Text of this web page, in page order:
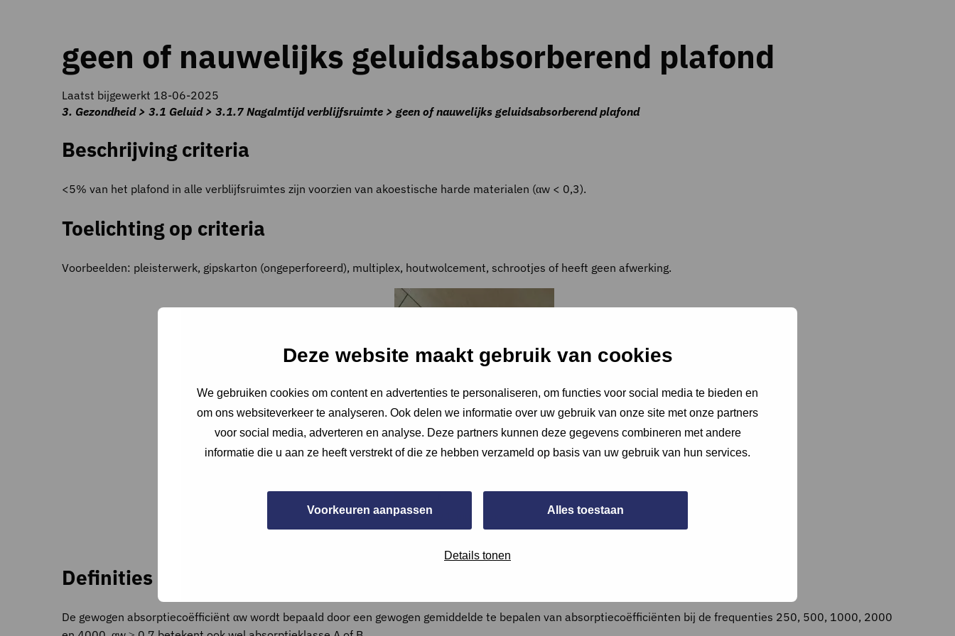
Deze website maakt gebruik van cookies
We gebruiken cookies om content en advertenties te personaliseren, om functies voor social media te bieden en
om ons websiteverkeer te analyseren. Ook delen we informatie over uw gebruik van onze site met onze partners
voor social media, adverteren en analyse. Deze partners kunnen deze gegevens combineren met andere
informatie die u aan ze heeft verstrekt of die ze hebben verzameld op basis van uw gebruik van hun services.
Voorkeuren aanpassen Alles toestaan
Details tonen
geen of nauwelijks geluidsabsorberend plafond
Laatst bijgewerkt 18-06-2025
3. Gezondheid > 3.1 Geluid > 3.1.7 Nagalmtijd verblijfsruimte > geen of nauwelijks geluidsabsorberend plafond
Beschrijving criteria
<5% van het plafond in alle verblijfsruimtes zijn voorzien van akoestische harde materialen (αw < 0,3).
Toelichting op criteria
Voorbeelden: pleisterwerk, gipskarton (ongeperforeerd), multiplex, houtwolcement, schrootjes of heeft geen afwerking.
Afbeelding 1. multiplex
plafondafwerking
Definities
De gewogen absorptiecoëfficiënt αw wordt bepaald door een gewogen gemiddelde te bepalen van absorptiecoëfficiënten bij de frequenties 250, 500, 1000, 2000